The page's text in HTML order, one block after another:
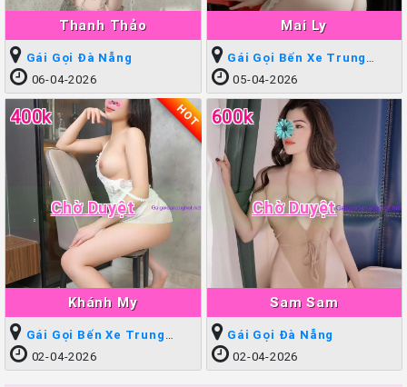
Thanh Thảo
Gái Gọi Đà Nẵng
06-04-2026
Mai Ly
Gái Gọi Bến Xe Trung
Tâm05-04-2026
Khánh My
400k HOT
Chờ Duyệt
Gái Gọi Bến Xe Trung
Tâm02-04-2026
Sam Sam
600k
Chờ Duyệt
Gái Gọi Đà Nẵng
02-04-2026